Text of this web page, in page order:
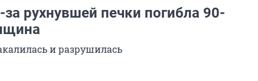
рухнувшей печки погибла 90-
и разрушилась